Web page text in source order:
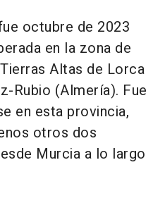
octubre de 2023
en la zona de
Altas de Lorca
Rubio (Almería). Fue
en esta provincia,
otros dos
Murcia a lo largo